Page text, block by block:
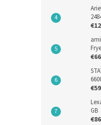
GB